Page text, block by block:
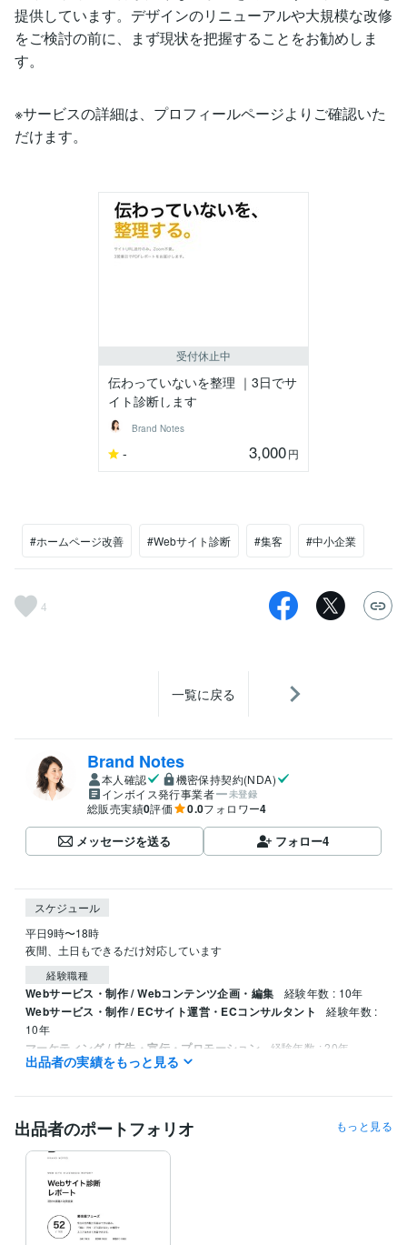
提供しています。デザインのリニューアルや大規模な改修
をご検討の前に、まず現状を把握することをお勧めしま
す。
※サービスの詳細は、プロフィールページよりご確認いた
だけます。
受付休止中
伝わっていないを整理 ｜3日でサ
イト診断します
Brand Notes
- 3,000円
#ホームページ改善 #Webサイト診断 #集客 #中小企業
4
一覧に戻る
Brand Notes
本人確認
機密保持契約(NDA)
インボイス発行事業者
未登録
総販売実績0評価 0.0フォロワー4
メッセージを送る フォロー4
スケジュール
平日9時〜18時
夜間、土日もできるだけ対応しています
経験職種
Webサービス・制作 / Webコンテンツ企画・編集 経験年数 : 10年
Webサービス・制作 / ECサイト運営・ECコンサルタント
経験年数 :
10年
マーケティング / 広告・宣伝・プロモーション 経験年数 : 20年
マーケティング / ブランディング
ビジネス・クリエイティブツール
STUDIO:2年WordPress:10年 Excel:20年
Google スプレッドシート:10年
Google ドキュメント:10年
Shopify:6年STORES:5年
Midjourney:2年
Adobe Premiere Pro:6年
出品者の実績をもっと見る
出品者のポートフォリオ もっと見る